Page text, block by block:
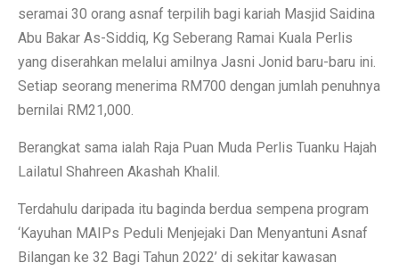
seramai 30 orang asnaf terpilih bagi kariah Masjid Saidina
Abu Bakar As-Siddiq, Kg Seberang Ramai Kuala Perlis
yang diserahkan melalui amilnya Jasni Jonid baru-baru ini.
Setiap seorang menerima RM700 dengan jumlah penuhnya
bernilai RM21,000.
Berangkat sama ialah Raja Puan Muda Perlis Tuanku Hajah
Lailatul Shahreen Akashah Khalil.
Terdahulu daripada itu baginda berdua sempena program
‘Kayuhan MAIPs Peduli Menjejaki Dan Menyantuni Asnaf
Bilangan ke 32 Bagi Tahun 2022’ di sekitar kawasan